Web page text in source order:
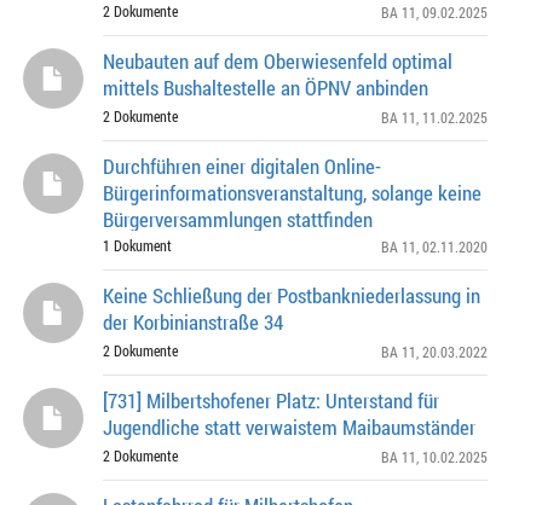
2 Dokumente BA 11 , 09.02.2025
Neubauten auf dem Oberwiesenfeld optimal
mittels Bushaltestelle an ÖPNV anbinden
2 Dokumente BA 11 , 11.02.2025
Durchführen einer digitalen Online-
Bürgerinformationsveranstaltung, solange keine
Bürgerversammlungen stattfinden
1 Dokument BA 11 , 02.11.2020
Keine Schließung der Postbankniederlassung in
der Korbinianstraße 34
2 Dokumente BA 11 , 20.03.2022
[731] Milbertshofener Platz: Unterstand für
Jugendliche statt verwaistem Maibaumständer
2 Dokumente BA 11 , 10.02.2025